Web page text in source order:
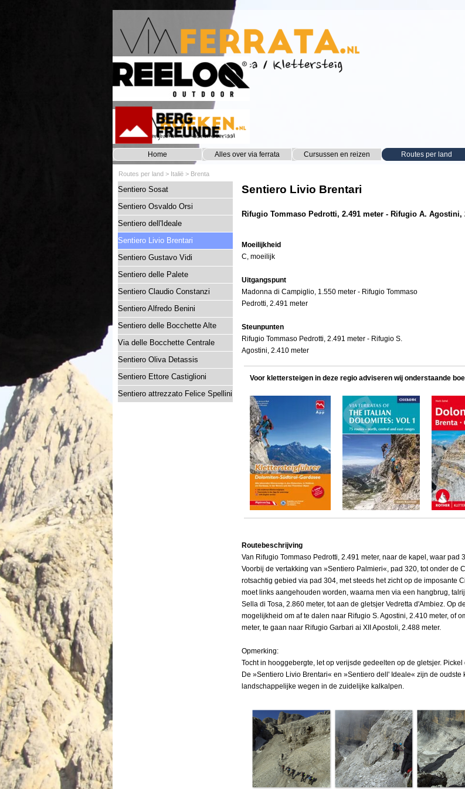
Menu overslaan
Home Alles over via ferrata ▼
Cursussen en reizen ▼
Routes per land
Routes per land > Italië > Brenta
Sentiero Sosat
Sentiero Osvaldo Orsi
Sentiero dell'Ideale
Sentiero Livio Brentari
Sentiero Gustavo Vidi
Sentiero delle Palete
Sentiero Claudio Constanzi
Sentiero Alfredo Benini
Sentiero delle Bocchette Alte
Via delle Bocchette Centrale
Sentiero Oliva Detassis
Sentiero Ettore Castiglioni
Sentiero attrezzato Felice Spellini
Sentiero Livio Brentari
Rifugio Tommaso Pedrotti, 2.491 meter - Rifugio A. Agostini,
Moeilijkheid
C, moeilijk
Uitgangspunt
Madonna di Campiglio, 1.550 meter - Rifugio Tommaso
Pedrotti, 2.491 meter
Steunpunten
Rifugio Tommaso Pedrotti, 2.491 meter - Rifugio S.
Agostini, 2.410 meter
Voor klettersteigen in deze regio adviseren wij onderstaande
Routebeschrijving
Van Rifugio Tommaso Pedrotti, 2.491 meter, naar de kapel, waar
Voorbij de vertakking van »Sentiero Palmieri«, pad 320, tot onder de
rotsachtig gebied via pad 304, met steeds het zicht op de imposante
moet links aangehouden worden, waarna men via een hangbrug,
Sella di Tosa, 2.860 meter, tot aan de gletsjer Vedretta d'Ambiez. Op
mogelijkheid om af te dalen naar Rifugio S. Agostini, 2.410 meter, of
meter, te gaan naar Rifugio Garbari ai XII Apostoli, 2.488 meter.
Opmerking:
Tocht in hooggebergte, let op verijsde gedeelten op de gletsjer.
De »Sentiero Livio Brentari« en »Sentiero dell' Ideale« zijn de
landschappelijke wegen in de zuidelijke kalkalpen.